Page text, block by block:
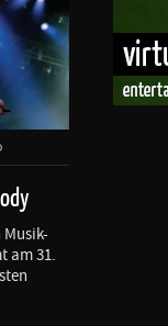
Musik-
am 31.